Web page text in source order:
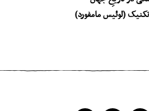
(لوئیس مامفورد)